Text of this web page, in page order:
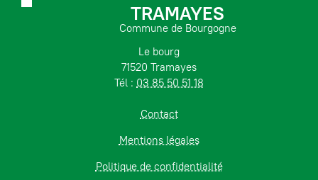
TRAMAYES
Commune de Bourgogne
Le bourg
71520 Tramayes
Tél : 03 85 50 51 18
Contact
Mentions légales
Politique de confidentialité